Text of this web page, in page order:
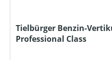
Tielbürger Benzin-
Professional Class